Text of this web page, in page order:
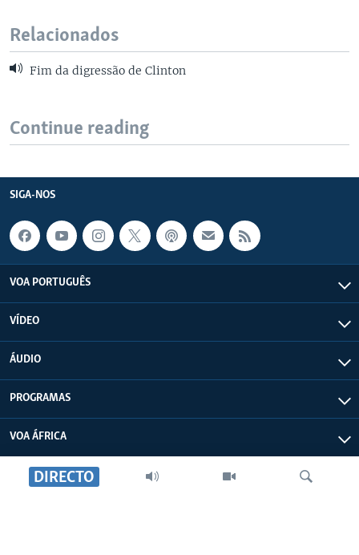
DIRECTO
Relacionados
Fim da digressão de Clinton
Continue reading
SIGA-NOS
VOA PORTUGUÊS
VÍDEO
ÁUDIO
PROGRAMAS
VOA ÁFRICA
SOBRE NÓS